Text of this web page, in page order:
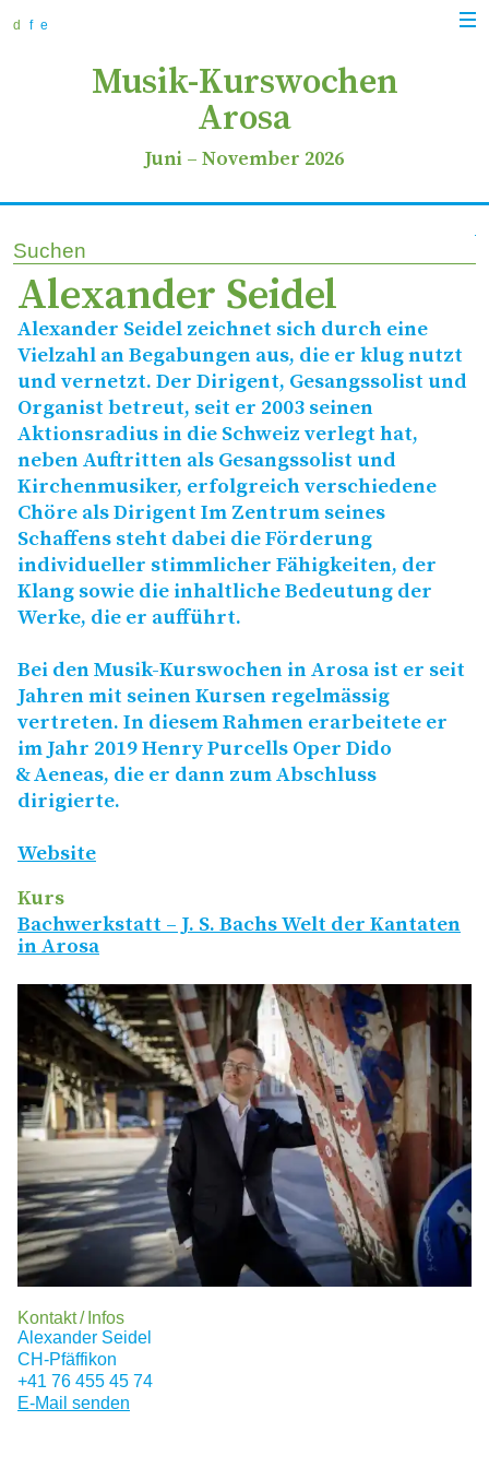
d f e
Musik-Kurswochen
Arosa
Juni – November 2026
Suchen
Alexander Seidel
Alexander Seidel zeichnet sich durch eine
Vielzahl an Begabungen aus, die er klug nutzt
und vernetzt. Der Dirigent, Gesangssolist und
Organist betreut, seit er 2003 seinen
Aktionsradius in die Schweiz verlegt hat,
neben Auftritten als Gesangssolist und
Kirchenmusiker, erfolgreich verschiedene
Chöre als Dirigent Im Zentrum seines
Schaffens steht dabei die Förderung
individueller stimmlicher Fähigkeiten, der
Klang sowie die inhaltliche Bedeutung der
Werke, die er aufführt.
Bei den Musik-Kurswochen in Arosa ist er seit
Jahren mit seinen Kursen regelmässig
vertreten. In diesem Rahmen erarbeitete er
im Jahr 2019 Henry Purcells Oper Dido
&Aeneas, die er dann zum Abschluss
dirigierte.
Website
Kurs
Bachwerkstatt – J. S. Bachs Welt der Kantaten
in Arosa
Kontakt / Infos
Alexander Seidel
CH-Pfäffikon
+41 76 455 45 74
E-Mail senden